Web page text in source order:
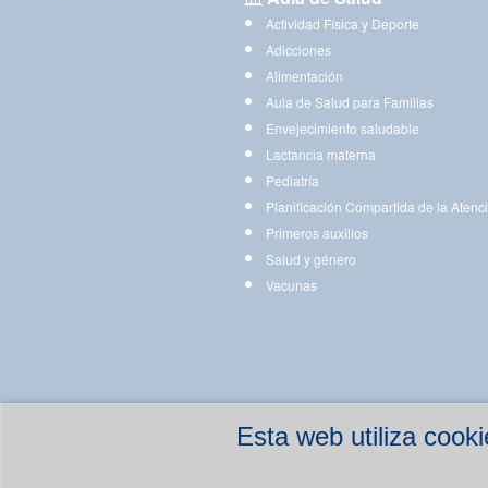
Esta web utiliza
Actividad Física y Deporte
Adicciones
Alimentación
Aula de Salud para Familias
Envejecimiento saludable
Lactancia materna
Pediatría
Planificación Compartida de la
Primeros auxilios
Salud y género
Vacunas